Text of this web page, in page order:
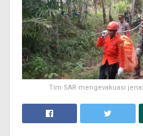
Tim SAR mengevakuasi